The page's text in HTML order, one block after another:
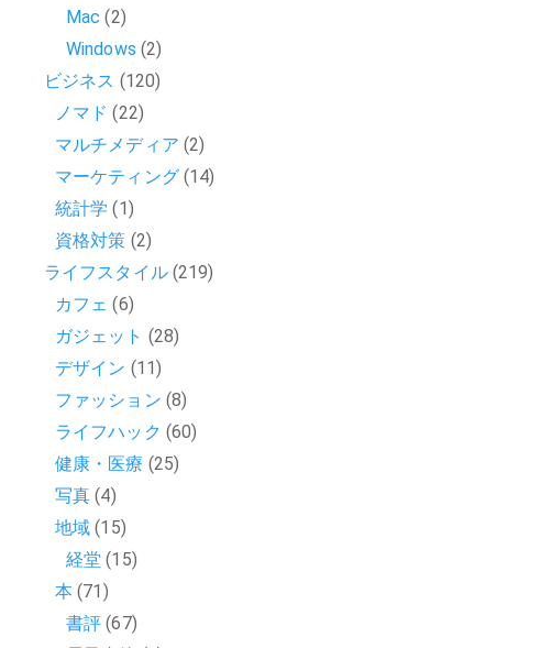
Mac (2)
Windows (2)
ビジネス (120)
ノマド (22)
マルチメディア (2)
マーケティング(14)
統計学 (1)
資格対策 (2)
ライフスタイル(219)
カフェ (6)
ガジェット (28)
デザイン (11)
ファッション (8)
ライフハック (60)
健康・医療 (25)
写真 (4)
地域 (15)
経堂 (15)
本 (71)
書評 (67)